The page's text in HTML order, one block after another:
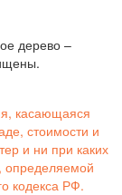
дерево –
касающаяся
стоимости и
и ни при каких
определяемой
кодекса РФ.